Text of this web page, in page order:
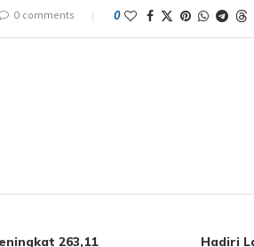
0 comments 0
263,11 Hadiri